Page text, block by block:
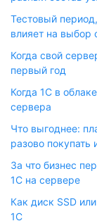
Тестовый
влияет на выбор
Когда свой
первый год
Когда 1С в
сервера
Что выгоднее:
разово покупать
За что бизнес
1С на сервере
Как диск SSD
1С